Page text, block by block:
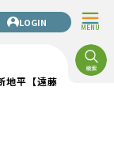
MENU
LOGIN
地平【遠藤